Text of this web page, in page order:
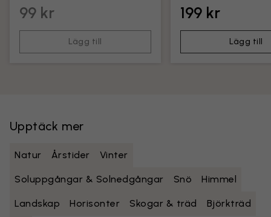
99 kr
Lägg till
199 kr
Lägg till
Upptäck mer
Natur Årstider Vinter
Soluppgångar & Solnedgångar Snö Himmel
Landskap Horisonter Skogar & träd Björkträd